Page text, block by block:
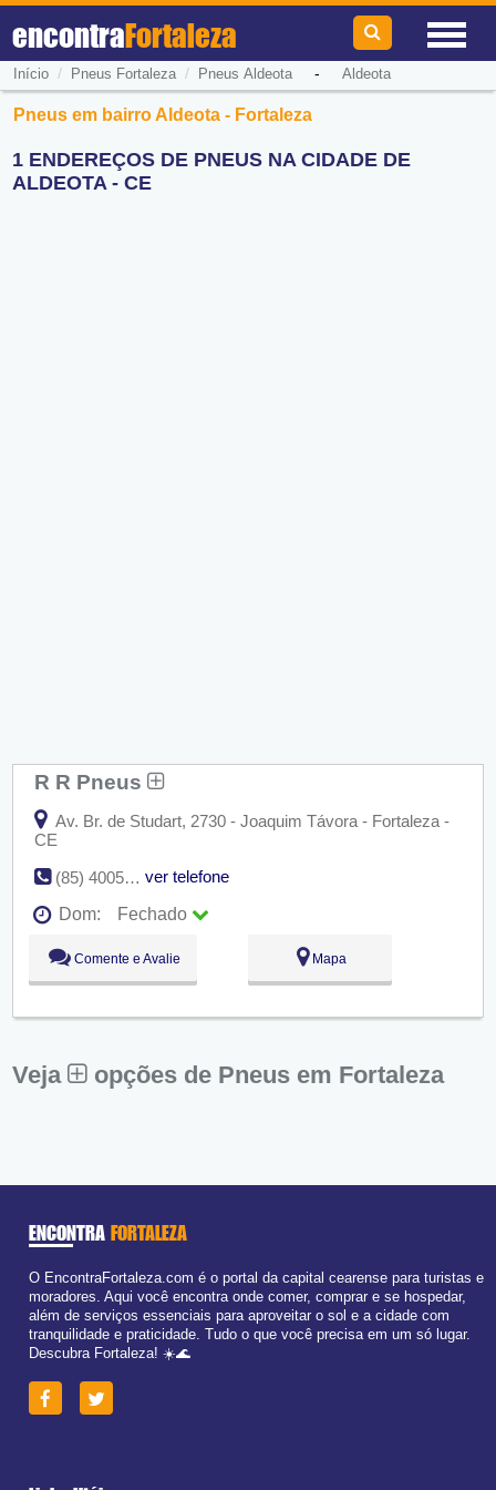
encontraFortaleza
Início / Pneus Fortaleza/ Pneus Aldeota- Aldeota
Pneus em bairro Aldeota - Fortaleza
1 ENDEREÇOS DE PNEUS NA CIDADE DE
ALDEOTA - CE
R R Pneus
Av. Br. de Studart, 2730 - Joaquim Távora - Fortaleza -
CE
(85) 4005-4720
ver telefone
Dom:
Fechado
Seg:
Ter:
09:00 - 18:00
Qua:
09:00 - 18:00
Sex:
09:00 - 18:00
Dom:
Fechado
Comente e Avalie Mapa
Veja opções de Pneus em Fortaleza
ENCONTRA FORTALEZA
O EncontraFortaleza.com é o portal da capital cearense para turistas e
moradores. Aqui você encontra onde comer, comprar e se hospedar,
além de serviços essenciais para aproveitar o sol e a cidade com
tranquilidade e praticidade. Tudo o que você precisa em um só lugar.
Descubra Fortaleza! ☀️🌊